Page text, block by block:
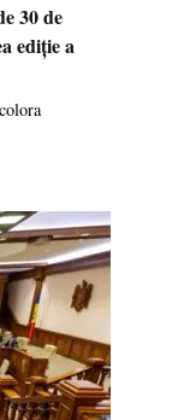
30 de
ediție a